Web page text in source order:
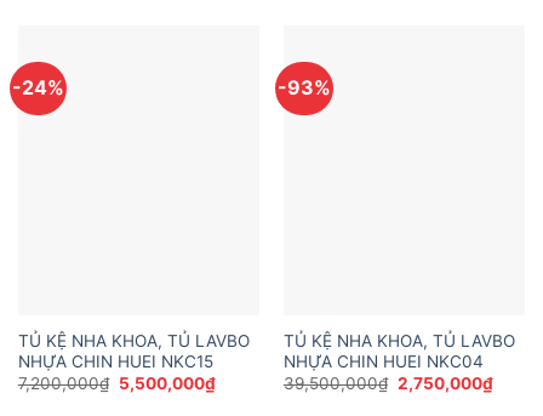
-24%
TỦ KỆ NHA KHOA, TỦ LAVBO
NHỰA CHIN HUEI NKC15
7,200,000₫ Giá
gốc
5,500,000₫Giá
hiện
-93%
TỦ KỆ NHA KHOA, TỦ LAVBO
NHỰA CHIN HUEI NKC04
39,500,000₫ Giá
gốc
2,750,000₫Giá
hiện